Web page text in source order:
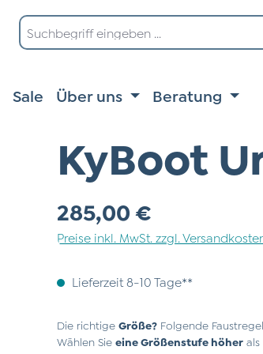
Sale Über uns Beratung
KyBoot
Regulärer Preis:
285,00 €
Preise inkl. MwSt. zzgl.
Lieferzeit 8-10 Tage**
Die richtige Größe? Folgende
Wählen Sie eine Größenstufe höher